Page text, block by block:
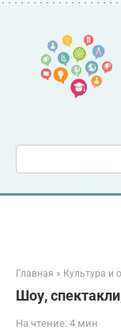
Перейти
контенту
Поиск:
Главная » Культура и
Шоу,
На чтение: 4 мин